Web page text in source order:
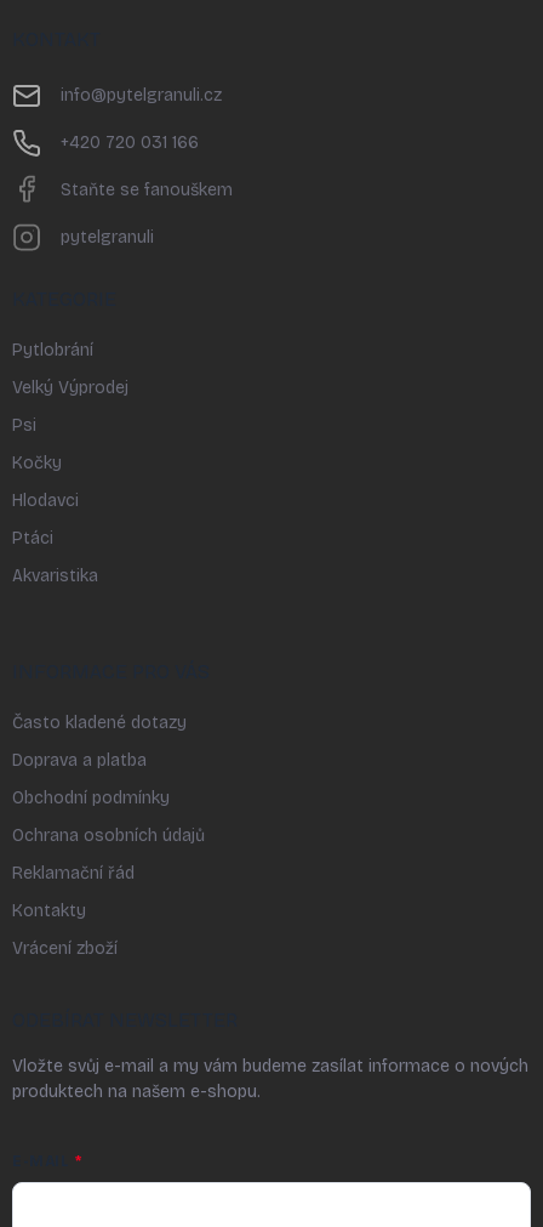
info@pytelgranuli.cz
+420 720 031 166
Staňte se fanouškem
pytelgranuli
Pytlobrání
Velký Výprodej
Psi
Kočky
Hlodavci
Ptáci
Akvaristika
Často kladené dotazy
Doprava a platba
Obchodní podmínky
Ochrana osobních údajů
Reklamační řád
Kontakty
Vrácení zboží
Vložte svůj e-mail a my vám budeme zasílat informace o nových
produktech na našem e-shopu.